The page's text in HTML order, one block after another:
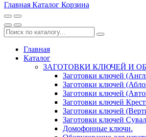
Главная Каталог Корзина
Главная
Каталог
ЗАГОТОВКИ КЛЮЧЕЙ И
Заготовки ключей
Заготовки ключей
Заготовки ключей
Заготовки ключей
Заготовки ключей
Заготовки ключей
Домофонные ключи.